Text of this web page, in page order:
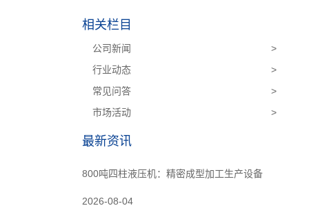
相关栏目
公司新闻
>
行业动态
>
常见问答
>
市场活动
>
最新资讯
800吨四柱液压机：精密成型加工生产设备
2026-08-04